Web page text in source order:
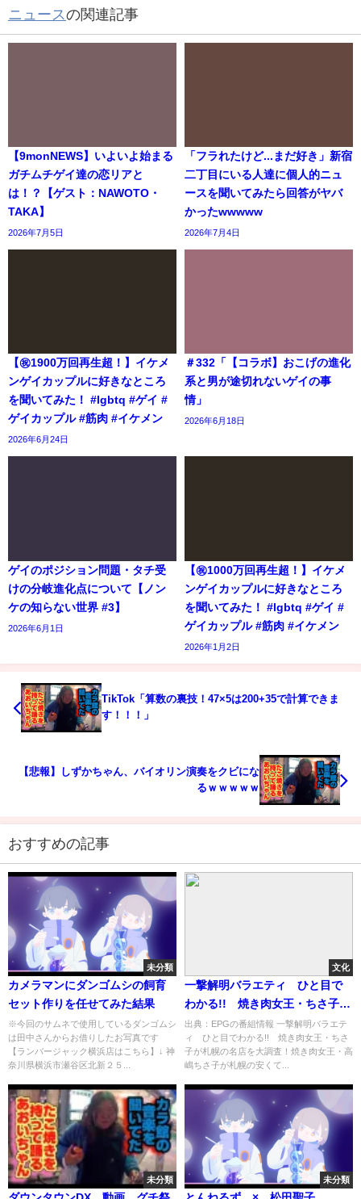
ニュースの関連記事
【9monNEWS】いよいよ始まる
ガチムチゲイ達の恋リアと
は！？【ゲスト：NAWOTO・
TAKA】
2026年7月5日
「フラれたけど...まだ好き」新宿
二丁目にいる人達に個人的ニュ
ースを聞いてみたら回答がヤバ
かったwwwww
2026年7月4日
【㊗️1900万回再生超！】イケメ
ンゲイカップルに好きなところ
を聞いてみた！ #lgbtq #ゲイ #
ゲイカップル #筋肉 #イケメン
2026年6月24日
＃332「【コラボ】おこげの進化
系と男が途切れないゲイの事
情」
2026年6月18日
ゲイのポジション問題・タチ受
けの分岐進化点について【ノン
ケの知らない世界 #3】
2026年6月1日
【㊗️1000万回再生超！】イケメ
ンゲイカップルに好きなところ
を聞いてみた！ #lgbtq #ゲイ #
ゲイカップル #筋肉 #イケメン
2026年1月2日
TikTok「算数の裏技！47×5は200+35で計算できま
す！！！」
【悲報】しずかちゃん、バイオリン演奏をクビにな
るｗｗｗｗｗ
おすすめの記事
未分類
カメラマンにダンゴムシの飼育
セット作りを任せてみた結果
※今回のサムネで使用しているダンゴムシ
は田中さんからお借りしたお写真です
【ランバージャック横浜店はこちら】↓ 神
奈川県横浜市瀬谷区北新２５...
文化
一撃解明バラエティ ひと目で
わかる!! 焼き肉女王・ちさ子が
札幌の名店を大調査！[字]…の番
組内容解析まとめ
出典：EPGの番組情報 一撃解明バラエテ
ィ ひと目でわかる!! 焼き肉女王・ちさ
子が札幌の名店を大調査！焼き肉女王・高
嶋ちさ子が札幌の安くて...
未分類 未分類